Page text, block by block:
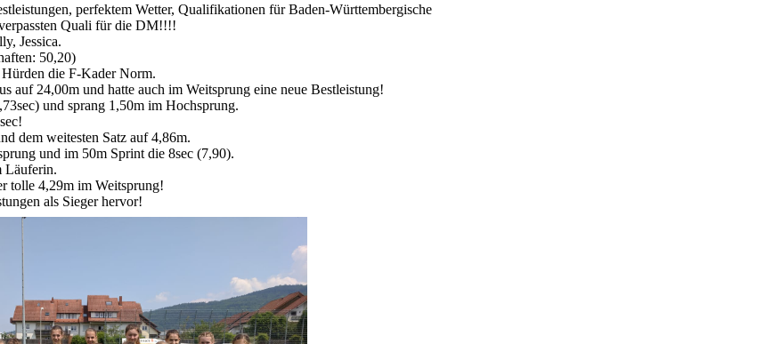
perfektem Wetter, Qualifikationen für Baden-Württembergische
Quali für die DM!!!!
Jessica.
50,20)
die F-Kader Norm.
auf 24,00m und hatte auch im Weitsprung eine neue Bestleistung!
und sprang 1,50m im Hochsprung.
dem weitesten Satz auf 4,86m.
und im 50m Sprint die 8sec (7,90).
Läuferin.
tolle 4,29m im Weitsprung!
als Sieger hervor!